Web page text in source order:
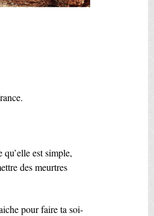
est simple,
des meurtres
pour faire ta soi-